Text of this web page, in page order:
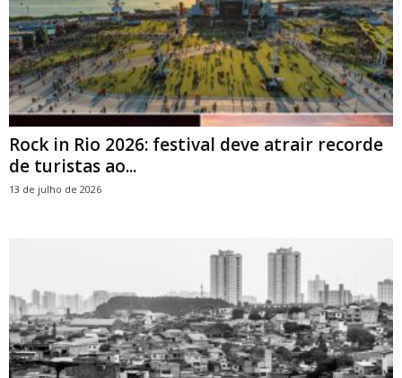
Rock in Rio 2026: festival deve atrair recorde
de turistas ao...
13 de julho de 2026